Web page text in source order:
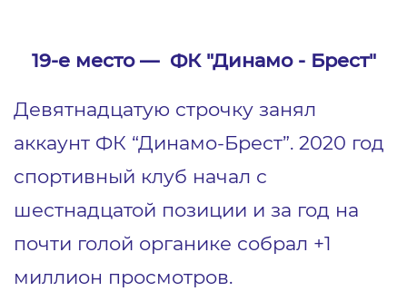
19-е место ― ФК "Динамо - Брест"
Девятнадцатую строчку занял
аккаунт ФК “Динамо-Брест”. 2020 год
спортивный клуб начал с
шестнадцатой позиции и за год на
почти голой органике собрал +1
миллион просмотров.